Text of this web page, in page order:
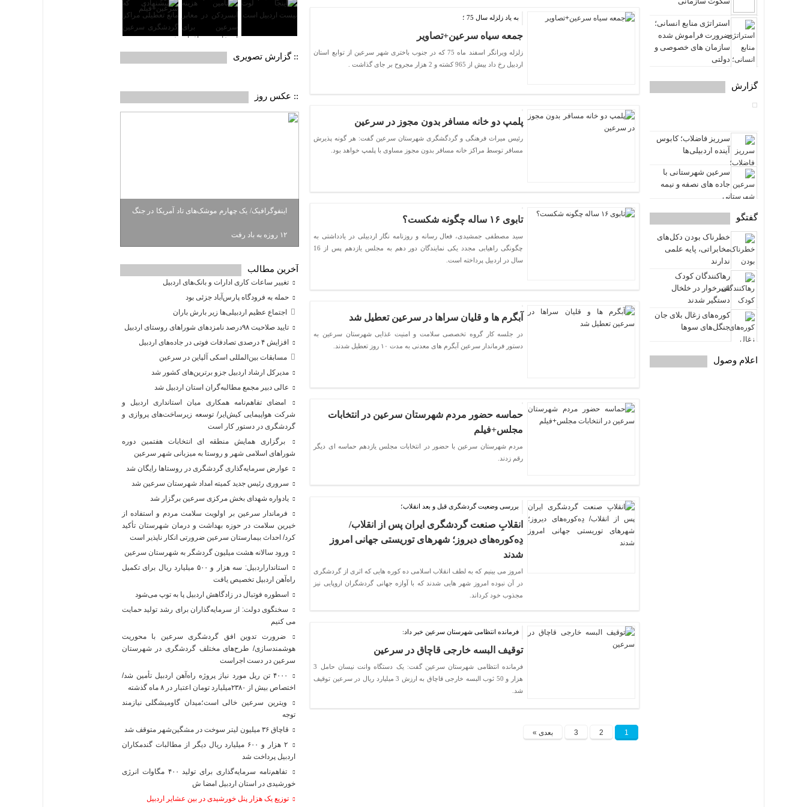
استراتژی منابع انسانی؛
ضرورت فراموش شده
سازمان های خصوصی و
دولتی
گزارش
سرریز فاضلاب؛ کابوس
آینده اردبیلی‌ها
سرعین شهرستانی با
جاده های نصفه و نیمه
گفتگو
خطرناک بودن دکل‌های
مخابراتی، پایه علمی
ندارند
رهاکنندگان کودک
شیرخوار در خلخال
دستگیر شدند
کوره‌های زغال بلای جان
جنگل‌های سوها
اعلام وصول
به یاد زلزله سال 75 ؛
جمعه سیاه سرعین+تصاویر
زلزله ویرانگر اسفند ماه 75 که در جنوب باختری شهر سرعین از توابع استان
اردبیل رخ داد بیش از 965 کشته و 2 هزار مجروح بر جای گذاشت .
پلمپ دو خانه مسافر بدون مجوز در سرعین
رئیس میراث فرهنگی و گردگشگری شهرستان سرعین گفت: هر گونه پذیرش
مسافر توسط مراکز خانه مسافر بدون مجوز مساوی با پلمپ خواهد بود.
تابوی ۱۶ ساله چگونه شکست؟
سید مصطفی جمشیدی، فعال رسانه و روزنامه نگار اردبیلی در یادداشتی به
چگونگی راهیابی مجدد یکی نمایندگان دور دهم به مجلس یازدهم پس از 16
سال در اردبیل پرداخته است.
آبگرم ها و قلیان سراها در سرعین تعطیل شد
در جلسه کار گروه تخصصی سلامت و امنیت غذایی شهرستان سرعین به
دستور فرماندار سرعین آبگرم های معدنی به مدت ۱۰ روز تعطیل شدند.
حماسه حضور مردم شهرستان سرعین در انتخابات
مجلس+فیلم
مردم شهرستان سرعین با حضور در انتخابات مجلس یازدهم حماسه ای دیگر
رقم زدند.
بررسی وضعیت گردشگری قبل و بعد انقلاب؛
انقلابِ صنعت گردشگری ایران پس از انقلاب/
دِه‌کوره‌های دیروز؛ شهرهای توریستی جهانی امروز
شدند
امروز می بینیم که به لطف انقلاب اسلامی ده کوره هایی که اثری از گردشگری
در آن نبوده امروز شهر هایی شدند که با آوازه جهانی گردشگران اروپایی نیز
مجذوب خود کرداند.
فرمانده انتظامی شهرستان سرعین خبر داد:
توقیف البسه خارجی قاچاق در سرعین
فرمانده انتظامی شهرستان سرعین گفت: یک دستگاه وانت نیسان حامل 3
هزار و 50 ثوب البسه خارجی قاچاق به ارزش 3 میلیارد ریال در سرعین توقیف
شد.
1
2
3 بعدی »
:: گزارش تصویری
:: عکس روز
اینفوگرافیک/ یک چهارم موشک‌های تاد آمریکا در جنگ
۱۲ روزه به باد رفت
آخرین مطالب
تغییر ساعات کاری ادارات و بانک‌های اردبیل
حمله به فرودگاه پارس‌‌آباد جزئی بود
اجتماع عظیم اردبیلی‌ها زیر بارش باران
تایید صلاحیت ۹۸درصد نامزدهای شوراهای روستای اردبیل
افزایش ۴ درصدی تصادفات فوتی در جاده‌های اردبیل
مسابقات بین‌المللی اسکی آلپاین در سرعین
مدیرکل ارشاد اردبیل جزو برترین‌های کشور شد
عالی دبیر مجمع مطالبه‌گران استان اردبیل شد
امضای تفاهم‌نامه همکاری میان استانداری اردبیل و
شرکت هواپیمایی کیش‌ایر/ توسعه زیرساخت‌های پروازی و
گردشگری در دستور کار است
برگزاری همایش منطقه ای انتخابات هفتمین دوره
شوراهای اسلامی شهر و روستا به میزبانی شهر سرعین
عوارض سرمایه‌گذاری گردشگری در روستاها رایگان شد
سروری رئیس جدید کمیته امداد شهرستان سرعین شد
یادواره شهدای بخش مرکزی سرعین برگزار شد
فرماندار سرعین بر اولویت سلامت مردم و استفاده از
خیرین سلامت در حوزه بهداشت و درمان شهرستان تأکید
کرد/ احداث بیمارستان سرعین ضرورتی انکار ناپذیر است
ورود سالانه هشت میلیون گردشگر به شهرستان سرعین
استانداراردبیل: سه هزار و ۵۰۰ میلیارد ریال برای تکمیل
راه‌آهن اردبیل تخصیص یافت
اسطوره فوتبال در زادگاهش اردبیل پا به توپ می‌شود
سخنگوی دولت: از سرمایه‌گذاران برای رشد تولید حمایت
می کنیم
ضرورت تدوین افق گردشگری سرعین با محوریت
هوشمندسازی/ طرح‌های مختلف گردشگری در شهرستان
سرعین در دست اجراست
۴۰۰۰ تن ریل مورد نیاز پروژه راه‌آهن اردبیل تأمین شد/
اختصاص بیش از ۲۳۸۰میلیارد تومان اعتبار در ۸ ماه گذشته
ویترین سرعین خالی است؛میدان گاومیشگلی نیازمند
توجه
قاچاق ۳۶ میلیون لیتر سوخت در مشگین‌شهر متوقف شد
۲ هزار و ۶۰۰‌ میلیارد ریال دیگر از مطالبات گندمکاران
اردبیل پرداخت شد
تفاهم‌نامه سرمایه‌گذاری برای تولید ۴۰۰ مگاوات انرژی
خورشیدی در استان اردبیل امضا ش
توزیع یک هزار پنل خورشیدی در بین عشایر اردبیل